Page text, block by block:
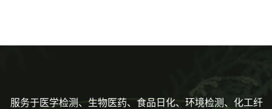
服务于医学检测、生物医药、食品日化、环境检测、化工纤